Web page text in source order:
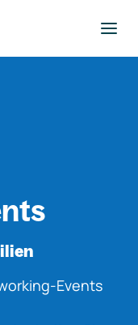
Events